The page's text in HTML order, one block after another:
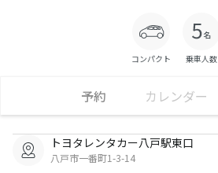
コンパクト 乗車人数
予約 カレンダー
トヨタレンタカー八戸駅東口
八戸市一番町1-3-14